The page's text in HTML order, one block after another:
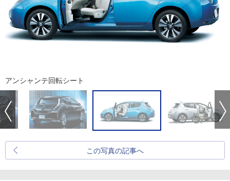
アンシャンテ回転シート
この写真の記事へ